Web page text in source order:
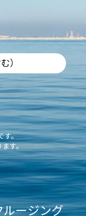
）
す。
す。
ージング